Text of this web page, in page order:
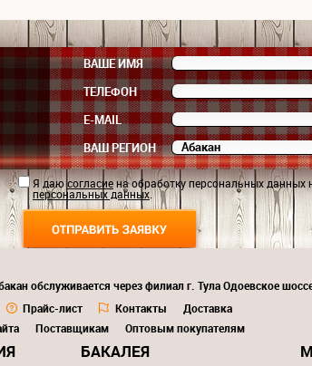
ВАШЕ ИМЯ
ТЕЛЕФОН
E-MAIL
ВАШ РЕГИОН
Я даюсогласиена обработку персональных данных
персональных данных
обслуживается через филиал г. Тула Одоевское
Прайс-лист Контакты
Доставка
Поставщикам Оптовым покупателям
БАКАЛЕЯ